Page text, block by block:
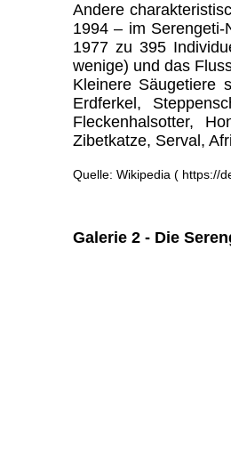
Andere
1994 – im
1977 zu 395
wenige) und das
Kleinere Säugetiere
Erdferkel,
Fleckenhalsotter,
Zibetkatze, Serval,
Quelle: Wikipedia ( https://
Galerie 2 - Die